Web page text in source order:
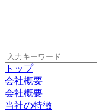
トップ
会社概要
会社概要
当社の特徴